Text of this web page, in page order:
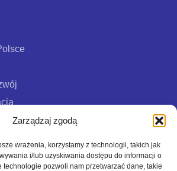
Zarządzaj zgodą
wrażenia, korzystamy z technologii, takich jak
i/lub uzyskiwania dostępu do informacji o
technologie pozwoli nam przetwarzać dane, takie